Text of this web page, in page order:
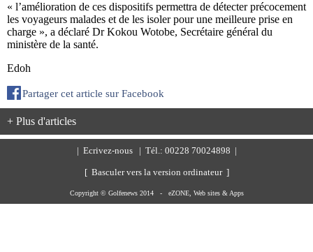
« l’amélioration de ces dispositifs permettra de détecter précocement
les voyageurs malades et de les isoler pour une meilleure prise en
charge », a déclaré Dr Kokou Wotobe, Secrétaire général du
ministère de la santé.
Edoh
Partager cet article sur Facebook
+ Plus d'articles
Ecrivez-nous | Tél.: 00228 70024898 |
[ Basculer vers la version ordinateur ]
Copyright © Golfenews 2014 - eZONE, Web sites & Apps